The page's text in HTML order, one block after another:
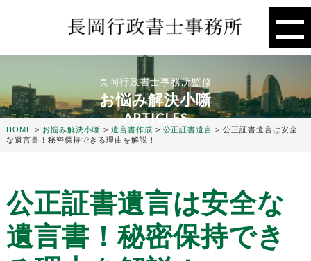
長岡行政書士事務所監修
お悩み解決小噺
ARTICLES
HOME > お悩み解決小噺 > 遺言書作成 > 公正証書遺言 >公正証書遺言は安全
な遺言書！秘密保持できる理由を解説！
公正証書遺言は安全な
遺言書！秘密保持でき